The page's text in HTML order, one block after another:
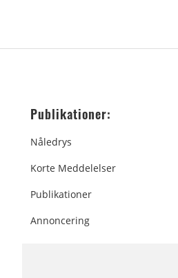
Publikationer:
Nåledrys
Korte Meddelelser
Publikationer
Annoncering